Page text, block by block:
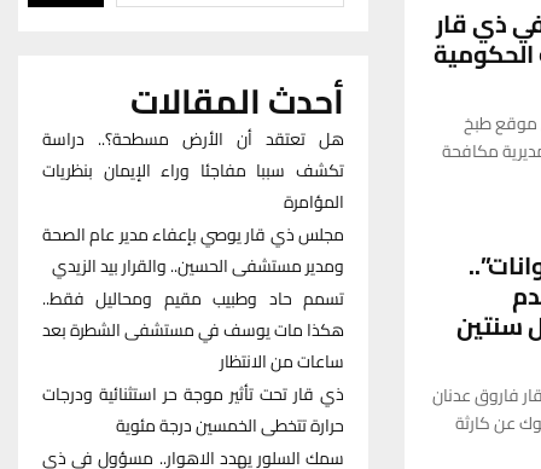
ذي قار
موقع طبخ
مكافحة
سنتين
فاروق عدنان
عن كارثة
أحدث المقالات
هل تعتقد أن الأرض مسطحة؟.. دراسة
تكشف سببا مفاجئا وراء الإيمان بنظريات
المؤامرة
مجلس ذي قار يوصي بإعفاء مدير عام الصحة
ومدير مستشفى الحسين.. والقرار بيد الزيدي
تسمم حاد وطبيب مقيم ومحاليل فقط..
هكذا مات يوسف في مستشفى الشطرة بعد
ساعات من الانتظار
ذي قار تحت تأثير موجة حر استثنائية ودرجات
حرارة تتخطى الخمسين درجة مئوية
سمك السلور يهدد الاهوار.. مسؤول في ذي